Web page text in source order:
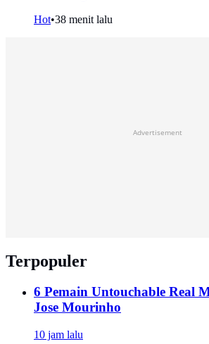
Hot•38 menit lalu
Advertisement
Terpopuler
6 Pemain Untouchable Real
Jose Mourinho
10 jam lalu